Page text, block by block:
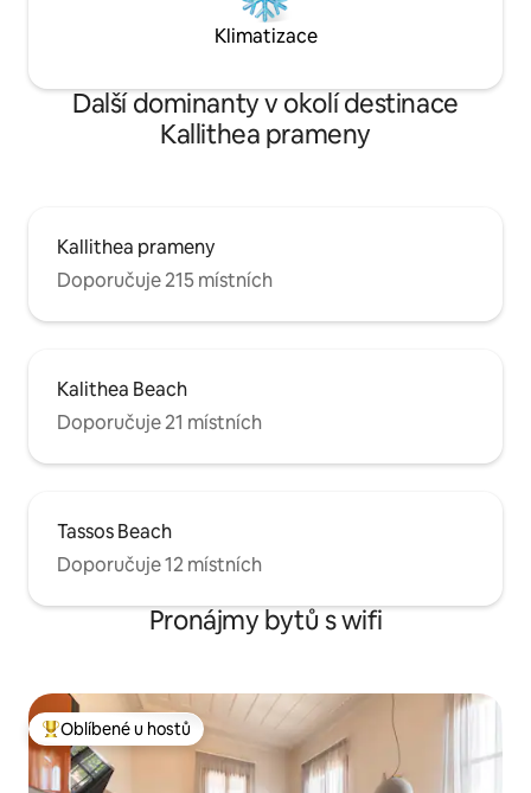
Klimatizace
Další dominanty v okolí destinace
Kallithea prameny
Kallithea prameny
Doporučuje 215 místních
Kalithea Beach
Doporučuje 21 místních
Tassos Beach
Doporučuje 12 místních
Pronájmy bytů s wifi
Nejlepší v kategorii Oblíbené u hostů
Oblíbené u hostů